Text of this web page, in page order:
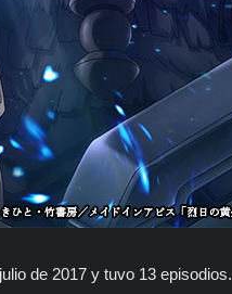
de 2017 y tuvo 13 episodios.